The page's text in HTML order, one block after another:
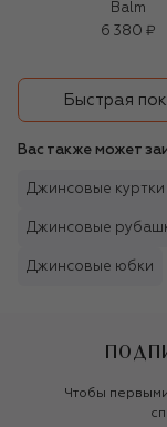
Balm
6 380 ₽
Быстрая
Вас также может
Джинсовые куртки
Джинсовые
Джинсовые юбки
Чтобы